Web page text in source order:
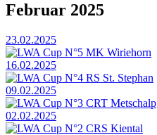
Februar 2025
23.02.2025
LWA Cup N°5 MK Wiriehorn
16.02.2025
LWA Cup N°4 RS St. Stephan
09.02.2025
LWA Cup N°3 CRT Metschalp
02.02.2025
LWA Cup N°2 CRS Kiental